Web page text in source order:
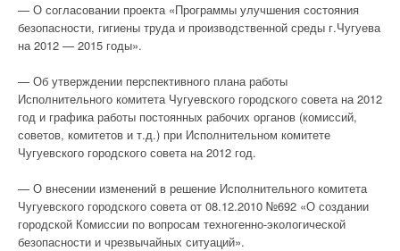
— О согласовании проекта «Программы улучшения состояния
безопасности, гигиены труда и производственной среды г.Чугуева
на 2012 — 2015 годы».
— Об утверждении перспективного плана работы
Исполнительного комитета Чугуевского городского совета на 2012
год и графика работы постоянных рабочих органов (комиссий,
советов, комитетов и т.д.) при Исполнительном комитете
Чугуевского городского совета на 2012 год.
— О внесении изменений в решение Исполнительного комитета
Чугуевского городского совета от 08.12.2010 №692 «О создании
городской Комиссии по вопросам техногенно-экологической
безопасности и чрезвычайных ситуаций».